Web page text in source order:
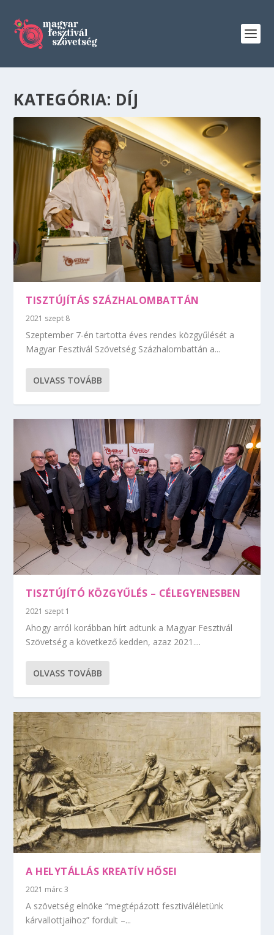
KATEGÓRIA: DÍJ
TISZTÚJÍTÁS SZÁZHALOMBATTÁN
2021 szept 8
Szeptember 7-én tartotta éves rendes közgyűlését a
Magyar Fesztivál Szövetség Százhalombattán a...
OLVASS TOVÁBB
TISZTÚJÍTÓ KÖZGYŰLÉS – CÉLEGYENESBEN
2021 szept 1
Ahogy arról korábban hírt adtunk a Magyar Fesztivál
Szövetség a következő kedden, azaz 2021....
OLVASS TOVÁBB
A HELYTÁLLÁS KREATÍV HŐSEI
2021 márc 3
A szövetség elnöke “megtépázott fesztiváléletünk
kárvallottjaihoz” fordult –...